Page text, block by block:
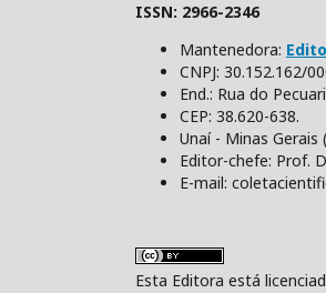
ISSN: 2966-2346
Mantenedora:
CNPJ: 30.152.162/
End.: Rua do
CEP: 38.620-638.
Unaí - Minas Gerais
Editor-chefe: Prof.
E-mail:
Esta Editora está